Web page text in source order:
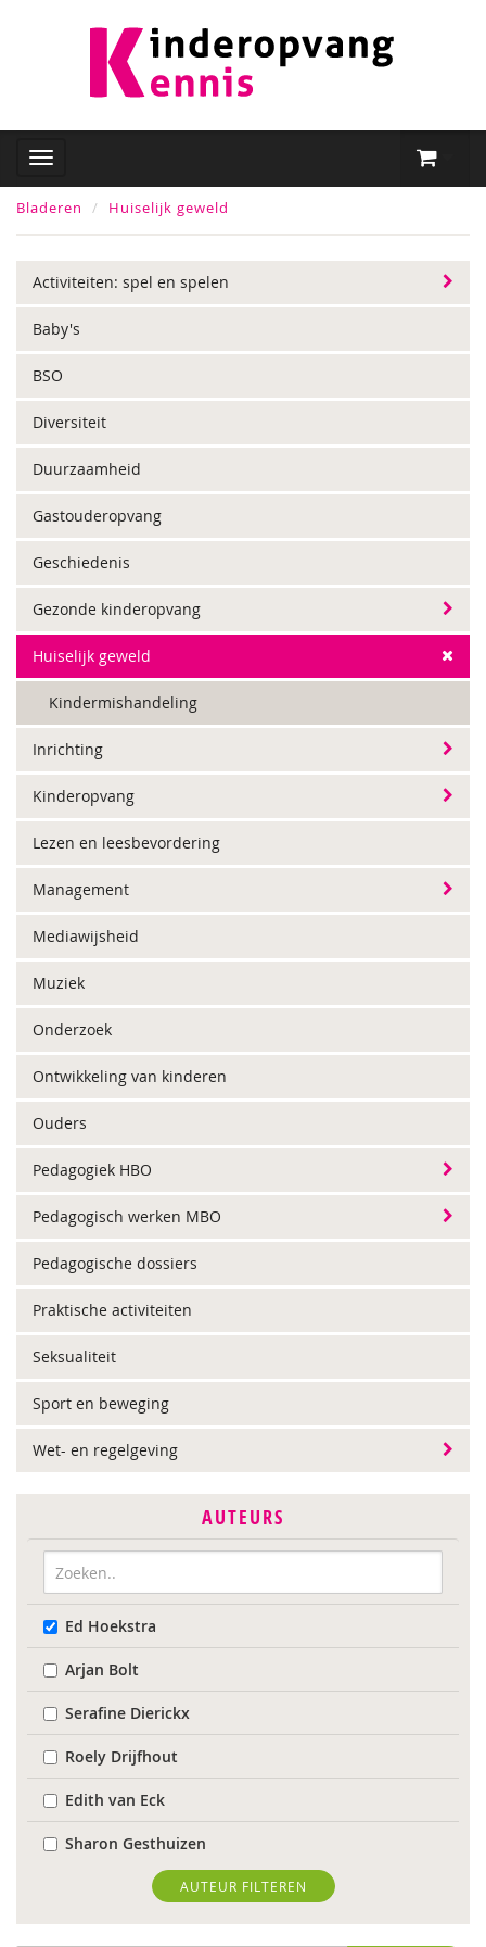
Bladeren Huiselijk geweld
Activiteiten: spel en spelen
Baby's
BSO
Diversiteit
Duurzaamheid
Gastouderopvang
Geschiedenis
Gezonde kinderopvang
Huiselijk geweld
Kindermishandeling
Inrichting
Kinderopvang
Lezen en leesbevordering
Management
Mediawijsheid
Muziek
Onderzoek
Ontwikkeling van kinderen
Ouders
Pedagogiek HBO
Pedagogisch werken MBO
Pedagogische dossiers
Praktische activiteiten
Seksualiteit
Sport en beweging
Wet- en regelgeving
AUTEURS
Ed Hoekstra
Arjan Bolt
Serafine Dierickx
Roely Drijfhout
Edith van Eck
Sharon Gesthuizen
Edith Geurts
Bidan Hu
AUTEUR FILTEREN